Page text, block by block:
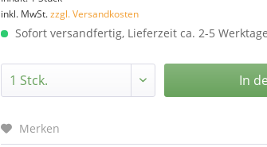
inkl. MwSt.zzgl. Versandkosten
Sofort versandfertig, Lieferzeit ca. 2-5 Werktage
In
Merken